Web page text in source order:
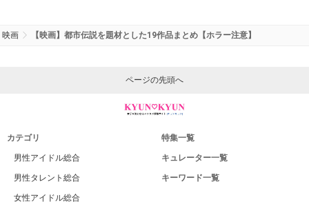
映画 【映画】都市伝説を題材とした19作品まとめ【ホラー注意】
ページの先頭へ
カテゴリ
男性アイドル総合
男性タレント総合
女性アイドル総合
特集一覧
キュレーター一覧
キーワード一覧